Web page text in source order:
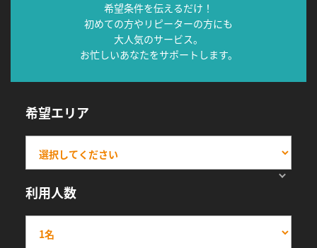
希望条件を伝えるだけ！
初めての方やリピーターの方にも
大人気のサービス。
お忙しいあなたをサポートします。
希望エリア
利用人数